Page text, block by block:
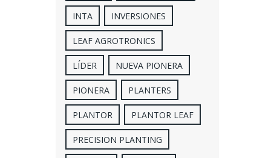
INTA INVERSIONES
LEAF AGROTRONICS
LÍDER NUEVA PIONERA
PIONERA PLANTERS
PLANTOR PLANTOR LEAF
PRECISION PLANTING